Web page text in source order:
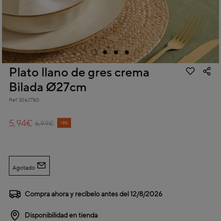
Plato llano de gres crema
Bilada Ø27cm
Ref. 3062780
Price reduced from
6,99€
to 15%
5,94€
Agotado
Compra ahora y recíbelo antes del12/8/2026
Disponibilidad en tienda